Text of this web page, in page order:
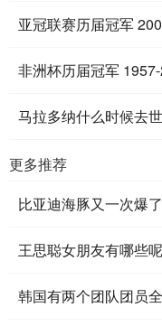
亚冠联赛历届冠军
非洲杯历届冠军
马拉多纳什么时候去
更多推荐
比亚迪海豚又一次爆
王思聪女朋友有哪些
韩国有两个团队团员